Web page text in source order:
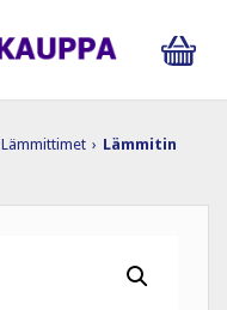
Lämmittimet › Lämmitin